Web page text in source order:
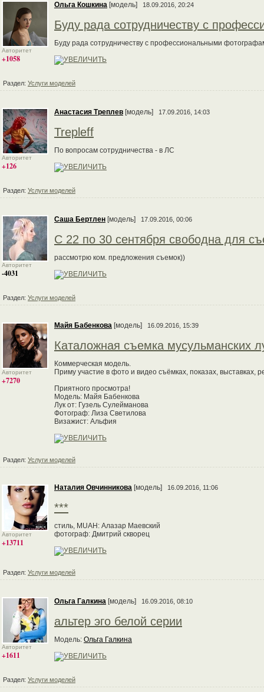
Авторитет
+1058
Ольга Кошкина [модель] 18.09.2016, 20:24
Буду рада сотрудничеству с
Буду рада сотрудничеству с профессиональными
Раздел: Услуги моделей
Авторитет
+126
Анастасия Треплев [модель] 17.09.2016, 14:03
Trepleff
По вопросам сотрудничества - в ЛС
Раздел: Услуги моделей
Авторитет
-4031
Саша Бертлен [модель] 17.09.2016, 00:06
С 22 по 30 сентября свободна для
рассмотрю ком. предложения съемок))
Раздел: Услуги моделей
Авторитет
+7270
Майя Бабенкова [модель] 16.09.2016, 15:39
Каталожная съемка мусульманских
Коммерческая модель.
Приму участие в фото и видео съёмках, показах,
Приятного просмотра!
Модель: Майя Бабенкова
Лук от: Гузель Сулейманова
Фотограф: Лиза Светилова
Визажист: Альфия
Раздел: Услуги моделей
Авторитет
+13711
Наталия Овчинникова [модель] 16.09.2016, 11:06
***
стиль, MUAH: Алазар Маевский
фотограф: Дмитрий скворец
Раздел: Услуги моделей
Авторитет
+1611
Ольга Галкина [модель] 16.09.2016, 08:10
альтер эго белой серии
Модель: Ольга Галкина
Раздел: Услуги моделей